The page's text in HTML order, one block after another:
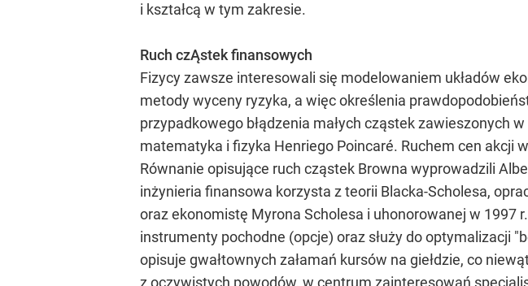
i kształcą w tym zakresie.
Ruch czĄstek finansowych
Fizycy zawsze interesowali się modelowaniem układów
metody wyceny ryzyka, a więc określenia
przypadkowego błądzenia małych cząstek zawieszonych
matematyka i fizyka Henriego Poincaré. Ruchem cen akcji
Równanie opisujące ruch cząstek Browna wyprowadzili
inżynieria finansowa korzysta z teorii Blacka-Scholesa,
oraz ekonomistę Myrona Scholesa i uhonorowanej w 1997
instrumenty pochodne (opcje) oraz służy do optymalizacji
opisuje gwałtownych załamań kursów na giełdzie, co
z oczywistych powodów, w centrum zainteresowań